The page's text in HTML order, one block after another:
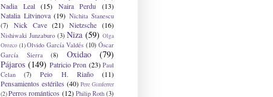
Nadia Leal (15) Naira Perdu
(13)
Natalia Litvinova (19) Nichita Stanescu
(7)
Nick Cave (21) Nietzsche (16)
Nishiwaki Junzaburo (3) Niza (59) Olga
Orozco (1)Olvido García Valdés (10) Óscar
García Sierra
(8) Oxidao
(79)
Pájaros (149) Patricio Pron (23) Paul
Celan
(7) Peio H. Riaño
(11)
Pensamientos estériles (40) Pere Gimferrer
(2)Perros románticos (12) Philip Roth (3)